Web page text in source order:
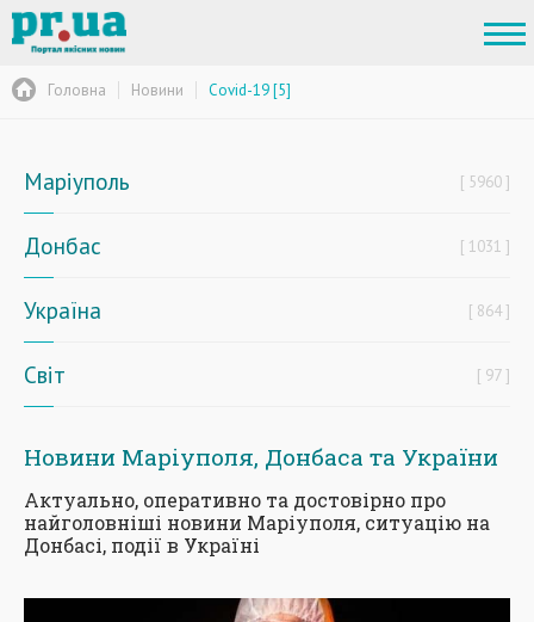
Головна Новини Covid-19 [5]
Маріуполь 5960
Донбас 1031
Україна 864
Світ 97
Новини Маріуполя, Донбаса та України
Актуально, оперативно та достовірно про
найголовніші новини Маріуполя, ситуацію на
Донбасі, події в Україні